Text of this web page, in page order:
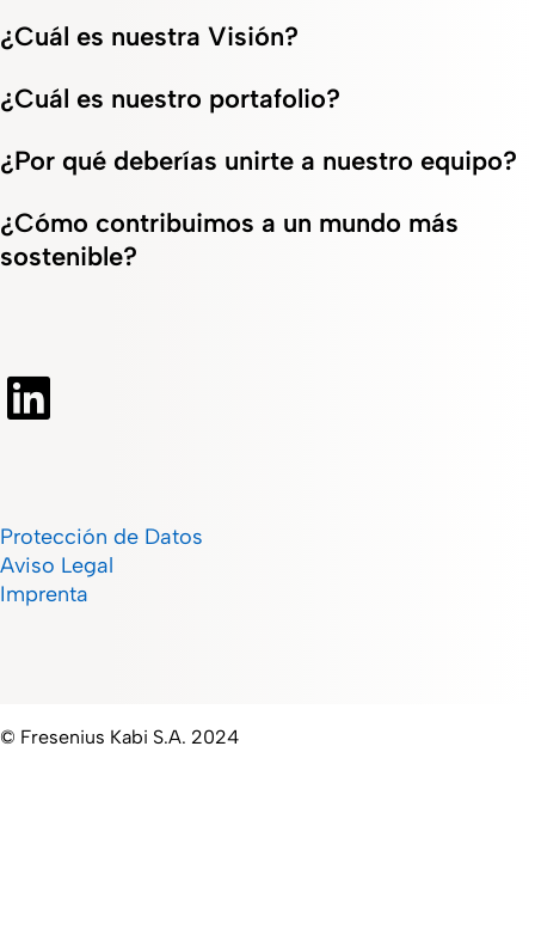
¿Cuál es nuestra Visión?
¿Cuál es nuestro portafolio?
¿Por qué deberías unirte a nuestro equipo?
¿Cómo contribuimos a un mundo más
sostenible?
Protección de Datos
Aviso Legal
Imprenta
© Fresenius Kabi S.A. 2024